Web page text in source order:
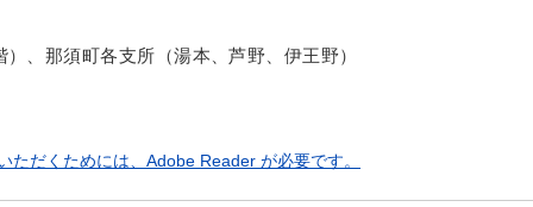
、那須町各支所（湯本、芦野、伊王野）
ただくためには、Adobe Reader が必要です。